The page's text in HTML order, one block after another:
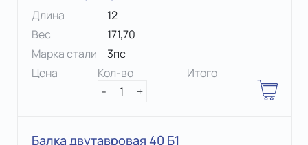
Длина
12
Вес
171,70
Марка стали
3пс
Цена
Кол-во
-
1 +
Итого
Балка двутавровая 40 Б1